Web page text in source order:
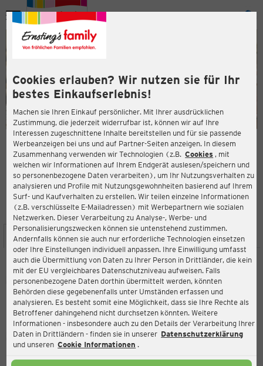
Cookies erlauben? Wir nutzen sie für Ihr
bestes Einkaufserlebnis!
Machen sie Ihren Einkauf persönlicher. Mit Ihrer ausdrücklichen
Zustimmung, die jederzeit widerrufbar ist, können wir auf Ihre
Interessen zugeschnittene Inhalte bereitstellen und für sie passende
Werbeanzeigen bei uns und auf Partner-Seiten anzeigen. In diesem
Zusammenhang verwenden wir Technologien (z.B. Cookies , mit
welchen wir Informationen auf Ihrem Endgerät auslesen/speichern und
so personenbezogene Daten verarbeiten), um Ihr Nutzungsverhalten zu
analysieren und Profile mit Nutzungsgewohnheiten basierend auf Ihrem
Surf- und Kaufverhalten zu erstellen. Wir teilen einzelne Informationen
(z.B. verschlüsselte E-Mailadressen) mit Werbepartnern wie sozialen
Netzwerken. Dieser Verarbeitung zu Analyse-, Werbe- und
Personalisierungszwecken können sie untenstehend zustimmen.
Andernfalls können sie auch nur erforderliche Technologien einsetzen
oder Ihre Einstellungen individuell anpassen. Ihre Einwilligung umfasst
auch die Übermittlung von Daten zu Ihrer Person in Drittländer, die kein
mit der EU vergleichbares Datenschutzniveau aufweisen. Falls
personenbezogene Daten dorthin übermittelt werden, könnten
Behörden diese gegebenenfalls unter Umständen erfassen und
analysieren. Es besteht somit eine Möglichkeit, dass sie Ihre Rechte als
Betroffener dahingehend nicht durchsetzen könnten. Weitere
Informationen - insbesondere auch zu den Details der Verarbeitung Ihrer
Daten in Drittländern - finden sie in unserer Datenschutzerklärung
und unseren Cookie Informationen .
Menü
ERNSTING'S FAMILY FILIALE
Grosse Str. 3
49565 Bramsche
4,1
Bewertung:
STANDORT SERVICES SORTIMENT AKTIONEN
Ernsting's family
Grosse Str. 3, 49565 Bramsche
Aktuell:
Geschlossen